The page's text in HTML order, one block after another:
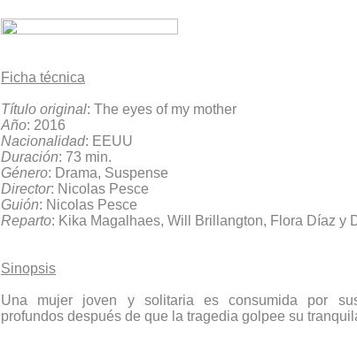
Ficha técnica
Título original: The eyes of my mother
Año: 2016
Nacionalidad: EEUU
Duración: 73 min.
Género: Drama, Suspense
Director: Nicolas Pesce
Guión: Nicolas Pesce
Reparto: Kika Magalhaes, Will Brillangton, Flora Díaz y
Sinopsis
Una mujer joven y solitaria es consumida por
profundos después de que la tragedia golpee su